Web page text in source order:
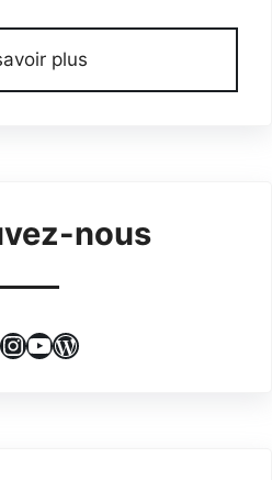
plus
nous
Instagram
YouTube
WordPress